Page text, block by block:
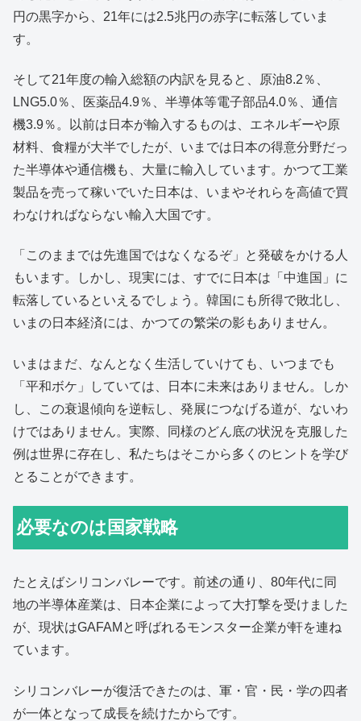
円の黒字から、21年には2.5兆円の赤字に転落していま
す。
そして21年度の輸入総額の内訳を見ると、原油8.2％、
LNG5.0％、医薬品4.9％、半導体等電子部品4.0％、通信
機3.9％。以前は日本が輸入するものは、エネルギーや原
材料、食糧が大半でしたが、いまでは日本の得意分野だっ
た半導体や通信機も、大量に輸入しています。かつて工業
製品を売って稼いでいた日本は、いまやそれらを高値で買
わなければならない輸入大国です。
「このままでは先進国ではなくなるぞ」と発破をかける人
もいます。しかし、現実には、すでに日本は「中進国」に
転落しているといえるでしょう。韓国にも所得で敗北し、
いまの日本経済には、かつての繁栄の影もありません。
いまはまだ、なんとなく生活していけても、いつまでも
「平和ボケ」していては、日本に未来はありません。しか
し、この衰退傾向を逆転し、発展につなげる道が、ないわ
けではありません。実際、同様のどん底の状況を克服した
例は世界に存在し、私たちはそこから多くのヒントを学び
とることができます。
必要なのは国家戦略
たとえばシリコンバレーです。前述の通り、80年代に同
地の半導体産業は、日本企業によって大打撃を受けました
が、現状はGAFAMと呼ばれるモンスター企業が軒を連ね
ています。
シリコンバレーが復活できたのは、軍・官・民・学の四者
が一体となって成長を続けたからです。